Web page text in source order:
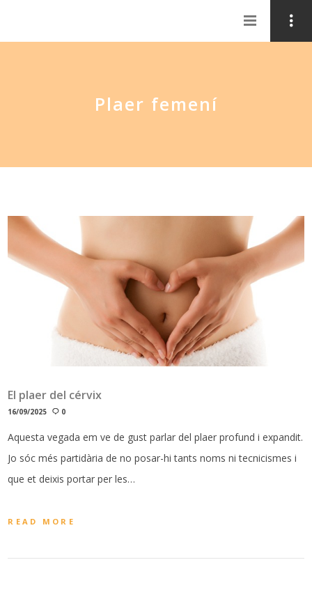
Plaer femení
El plaer del cérvix
16/09/2025 0
Aquesta vegada em ve de gust parlar del plaer profund i expandit.
Jo sóc més partidària de no posar-hi tants noms ni tecnicismes i
que et deixis portar per les…
READ MORE